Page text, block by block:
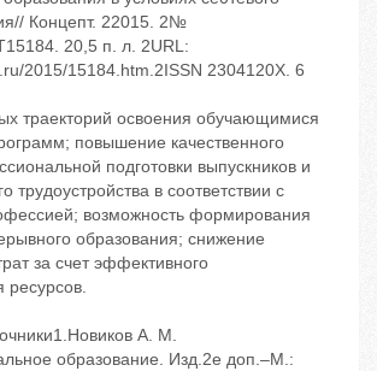
Концепт. 22015. 2№
20,5 п. л. 2URL:
2015/15184.htm.2ISSN 2304120X. 6
траекторий освоения обучающимися
повышение качественного
подготовки выпускников и
трудоустройства в соответствии с
возможность формирования
образования; снижение
за счет эффективного
ресурсов.
А. М.
образование. Изд.2е доп.–М.: